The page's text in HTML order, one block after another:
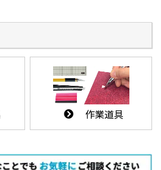
着、固定する、バキュームユニ
ームをご用意 作業道具